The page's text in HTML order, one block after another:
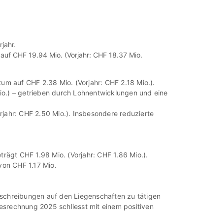
CHF 19.94 Mio. (Vorjahr: CHF 18.37 Mio.
auf CHF 2.38 Mio. (Vorjahr: CHF 2.18 Mio.).
– getrieben durch Lohnentwicklungen und eine
CHF 2.50 Mio.). Insbesondere reduzierte
CHF 1.98 Mio. (Vorjahr: CHF 1.86 Mio.).
CHF 1.17 Mio.
auf den Liegenschaften zu tätigen
2025 schliesst mit einem positiven